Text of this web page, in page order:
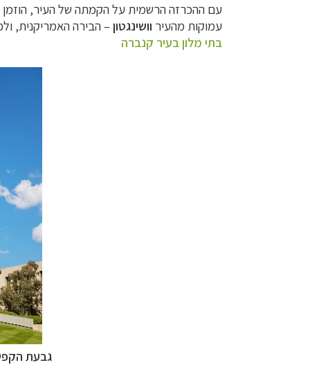
עם ההכרזה הרשמית על הקמתה של העיר, הוזמן
עמוקות מהעיר וושינגטון– הבירה האמריקנית,
בתי מלון בעיר קנברה
גבעת